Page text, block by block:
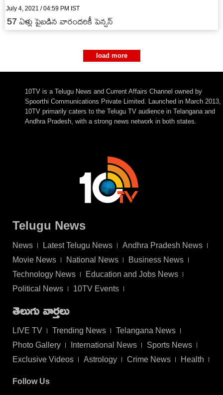
July 4, 2021 / 04:59 PM IST
57 ఏళ్లు పైబడిన వారందరికీ పెన్షన్
load more
10TV is a Telugu News and Current Affairs Channel owned by
Spoorthi Communications Private Limited. Launched in March 2013,
10TV primarily caters to the Telugu TV audience in Telangana and
Andhra Pradesh, with a strong news network in both states.
Telugu News
News Latest Telugu News
Andhra Pradesh News
Movie News
National News
Business News
Technology News
Education and Jobs News
Political News
10TV Events
తెలుగు వార్తలు
LIVE TV Trending News
Telangana News
Photo Gallery
International News
Sports News
Exclusive Videos
Astrology Crime News Health
Follow Us